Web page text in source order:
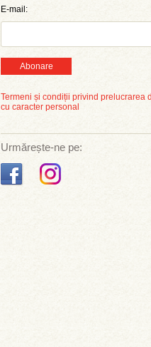
E-mail:
Abonare
Termeni și condiții privind prelucrarea
cu caracter personal
Urmărește-ne pe: